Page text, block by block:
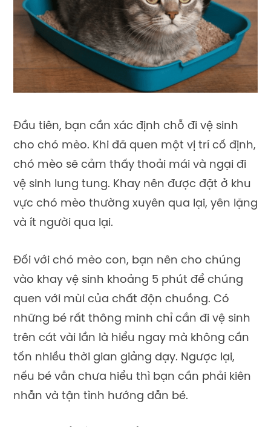
Đầu tiên, bạn cần xác định chỗ đi vệ sinh
cho chó mèo. Khi đã quen một vị trí cố định,
chó mèo sẽ cảm thấy thoải mái và ngại đi
vệ sinh lung tung. Khay nên được đặt ở khu
vực chó mèo thường xuyên qua lại, yên lặng
và ít người qua lại.
Đối với chó mèo con, bạn nên cho chúng
vào khay vệ sinh khoảng 5 phút để chúng
quen với mùi của chất độn chuồng. Có
những bé rất thông minh chỉ cần đi vệ sinh
trên cát vài lần là hiểu ngay mà không cần
tốn nhiều thời gian giảng dạy. Ngược lại,
nếu bé vẫn chưa hiểu thì bạn cần phải kiên
nhẫn và tận tình hướng dẫn bé.